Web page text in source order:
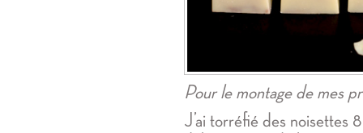
Pour le montage de mes
J’ai torréfié des noisettes